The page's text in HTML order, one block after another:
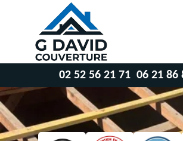
02 52 56 21 71 06 21 86